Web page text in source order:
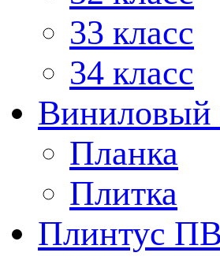
33 класс
34 класс
Виниловый
Планка
Плитка
Плинтус